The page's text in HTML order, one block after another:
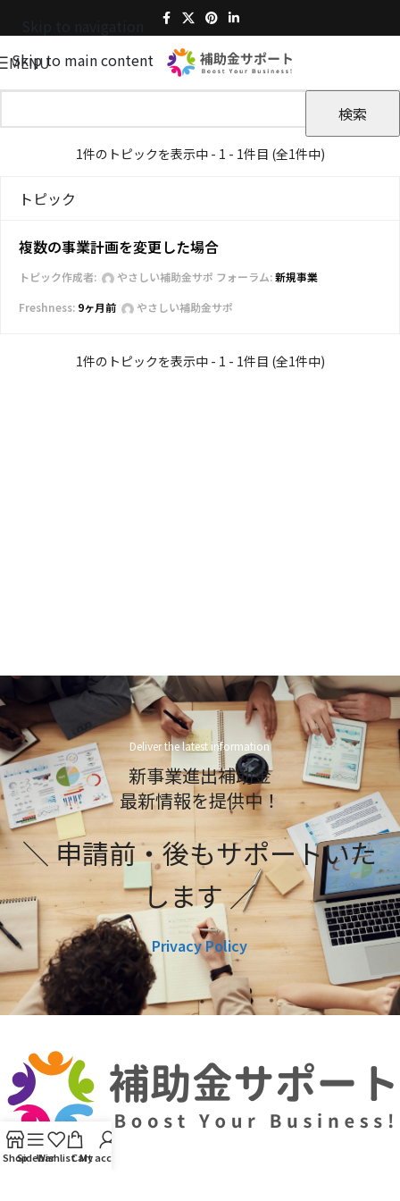
Skip to main content
MENU
1件のトピックを表示中 - 1 - 1件目 (全1件中)
トピック
複数の事業計画を変更した場合
トピック作成者: やさしい補助金サポ フォーラム:新規事業
9ヶ月前
やさしい補助金サポ
1件のトピックを表示中 - 1 - 1件目 (全1件中)
Deliver the latest information
新事業進出補助金
最新情報を提供中！
＼ 申請前・後もサポートいた
します ／
Privacy Policy
ShopSidebarWishlistCart
My account